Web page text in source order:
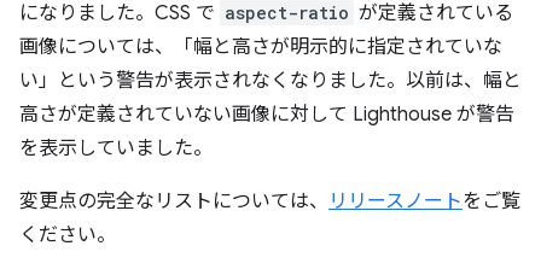
になりました。CSS で aspect-ratio が定義されている
画像については、「幅と高さが明示的に指定されていな
い」という警告が表示されなくなりました。以前は、幅と
高さが定義されていない画像に対して Lighthouse が警告
を表示していました。
変更点の完全なリストについては、 リリースノートをご覧
ください。